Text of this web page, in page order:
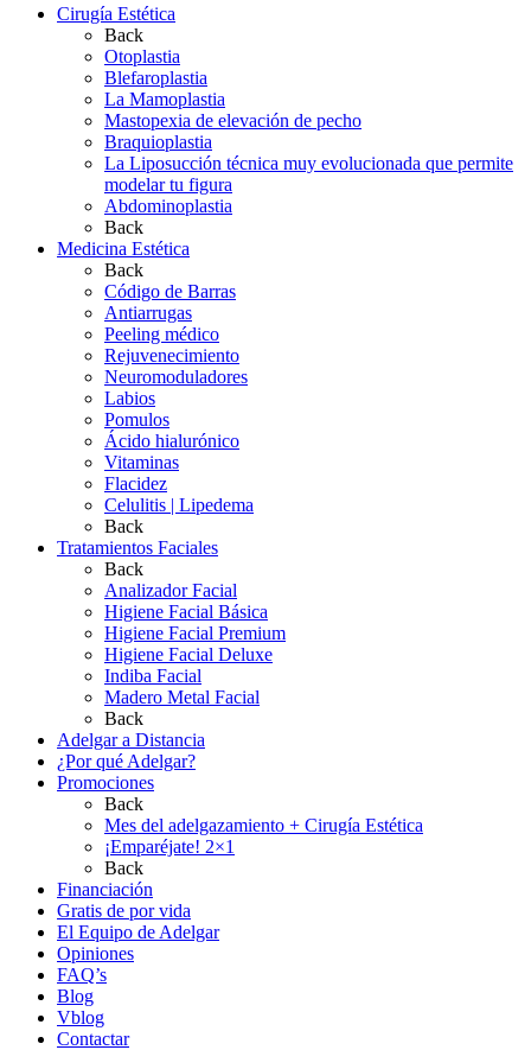
Cirugía Estética
Back
Otoplastia
Blefaroplastia
La Mamoplastia
Mastopexia de elevación de pecho
Braquioplastia
La Liposucción técnica muy evolucionada que permite
modelar tu figura
Abdominoplastia
Back
Medicina Estética
Back
Código de Barras
Antiarrugas
Peeling médico
Rejuvenecimiento
Neuromoduladores
Labios
Pomulos
Ácido hialurónico
Vitaminas
Flacidez
Celulitis | Lipedema
Back
Tratamientos Faciales
Back
Analizador Facial
Higiene Facial Básica
Higiene Facial Premium
Higiene Facial Deluxe
Indiba Facial
Madero Metal Facial
Back
Adelgar a Distancia
¿Por qué Adelgar?
Promociones
Back
Mes del adelgazamiento + Cirugía Estética
¡Emparéjate! 2×1
Back
Financiación
Gratis de por vida
El Equipo de Adelgar
Opiniones
FAQ’s
Blog
Vblog
Contactar